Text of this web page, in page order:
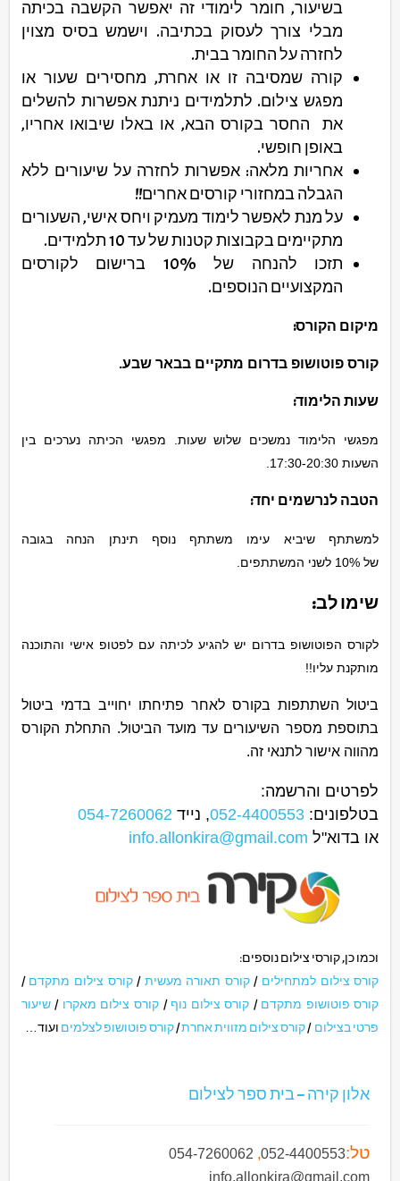
בשיעור, חומר לימודי זה יאפשר הקשבה בכיתה
מבלי צורך לעסוק בכתיבה. וישמש בסיס מצוין
לחזרה על החומר בבית.
קורה שמסיבה זו או אחרת, מחסירים שעור או
מפגש צילום. לתלמידים ניתנת אפשרות להשלים
את החסר בקורס הבא, או באלו שיבואו אחריו,
באופן חופשי.
אחריות מלאה: אפשרות לחזרה על שיעורים ללא
הגבלה במחזורי קורסים אחרים!!
על מנת לאפשר לימוד מעמיק ויחס אישי, השעורים
מתקיימים בקבוצות קטנות של עד 10 תלמידים.
תזכו להנחה של 10% ברישום לקורסים
המקצועיים הנוספים.
מיקום הקורס:
קורס פוטושופ בדרום מתקיים בבאר שבע.
שעות הלימוד:
מפגשי הלימוד נמשכים שלוש שעות. מפגשי הכיתה נערכים בין
השעות 17:30-20:30.
הטבה לנרשמים יחד:
למשתתף שיביא עימו משתתף נוסף תינתן הנחה בגובה
של 10% לשני המשתתפים.
שימו לב:
לקורס הפוטושופ בדרום יש להגיע לכיתה עם לפטופ אישי והתוכנה
מותקנת עליו!!
ביטול השתתפות בקורס לאחר פתיחתו יחוייב בדמי ביטול
בתוספת מספר השיעורים עד מועד הביטול. התחלת הקורס
מהווה אישור לתנאי זה.
לפרטים והרשמה:
בטלפונים: 052-4400553, נייד 054-7260062
או בדוא"ל info.allonkira@gmail.com
וכמו כן, קורסי צילום נוספים:
קורס צילום למתחילים /קורס תאורה מעשית /קורס צילום מתקדם /
קורס פוטושופ מתקדם / קורס צילום נוף /קורס צילום מאקרו/שיעור
פרטי בצילום /קורס צילום מזווית אחרת/קורס פוטושופ לצלמים ועוד…
אלון קירה – בית ספר לצילום
טל:052-4400553
,
054-7260062
info.allonkira@gmail.com